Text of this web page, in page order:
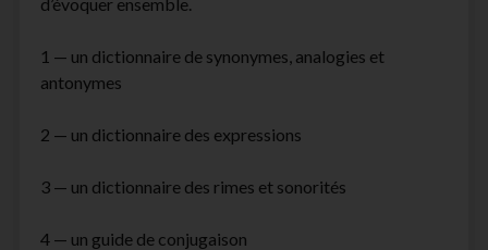
1 — un dictionnaire de synonymes, analogies et
antonymes
2 — un dictionnaire des expressions
3 — un dictionnaire des rimes et sonorités
4 — un guide de conjugaison